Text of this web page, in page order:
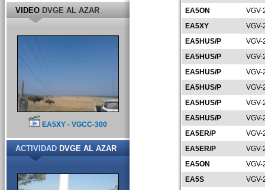
EA5ON
VGV-
EA5XY
VGV-
EA5HUS/P
VGV-
EA5HUS/P
VGV-
EA5HUS/P
VGV-
EA5HUS/P
VGV-
EA5HUS/P
VGV-
EA5HUS/P
VGV-
EA5ER/P
VGV-
EA5ER/P
VGV-
EA5ON
VGV-
EA5S
VGV-
VIDEODVGE AL AZAR
EA5XY - VGCC-300
ACTIVIDADDVGE AL AZAR